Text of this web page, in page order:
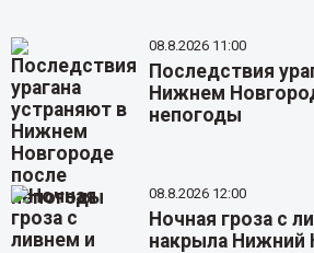
08.8.2026 11:00
Последствия
Нижнем
непогоды
08.8.2026 12:00
Ночная гроза с
накрыла Нижний